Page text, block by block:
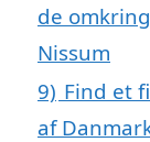
de
Nissum
9) Find et
af